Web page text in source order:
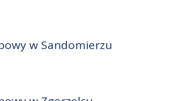
w Sandomierzu